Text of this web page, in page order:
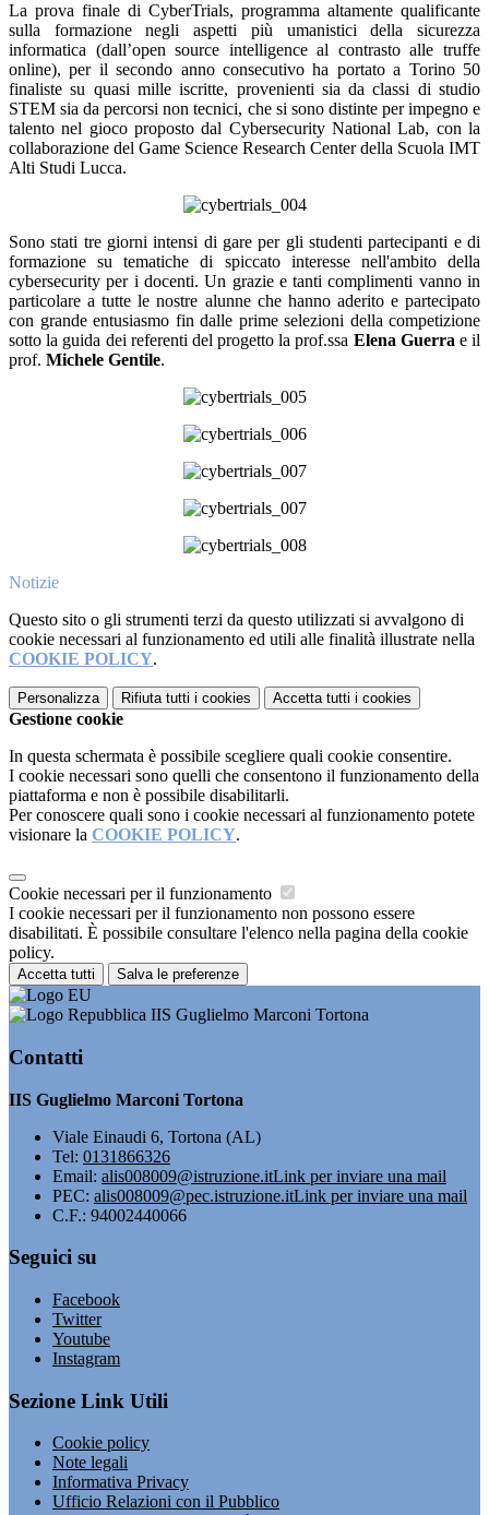
La prova finale di CyberTrials, programma altamente qualificante
sulla formazione negli aspetti più umanistici della sicurezza
informatica (dall’open source intelligence al contrasto alle truffe
online), per il secondo anno consecutivo ha portato a Torino 50
finaliste su quasi mille iscritte, provenienti sia da classi di studio
STEM sia da percorsi non tecnici, che si sono distinte per impegno e
talento nel gioco proposto dal Cybersecurity National Lab, con la
collaborazione del Game Science Research Center della Scuola IMT
Alti Studi Lucca.
Sono stati tre giorni intensi di gare per gli studenti partecipanti e di
formazione su tematiche di spiccato interesse nell'ambito della
cybersecurity per i docenti. Un grazie e tanti complimenti vanno in
particolare a tutte le nostre alunne che hanno aderito e partecipato
con grande entusiasmo fin dalle prime selezioni della competizione
sotto la guida dei referenti del progetto la prof.ssa Elena Guerra e il
prof. Michele Gentile.
Notizie
Questo sito o gli strumenti terzi da questo utilizzati si avvalgono di
cookie necessari al funzionamento ed utili alle finalità illustrate nella
COOKIE POLICY.
Personalizza Rifiuta tutti i cookies Accetta tutti i cookies
Gestione cookie
In questa schermata è possibile scegliere quali cookie consentire.
I cookie necessari sono quelli che consentono il funzionamento della
piattaforma e non è possibile disabilitarli.
Per conoscere quali sono i cookie necessari al funzionamento potete
visionare la COOKIE POLICY.
Cookie necessari per il funzionamento
I cookie necessari per il funzionamento non possono essere
disabilitati. È possibile consultare l'elenco nella pagina della cookie
policy.
Accetta tutti Salva le preferenze
IIS Guglielmo Marconi Tortona
Contatti
IIS Guglielmo Marconi Tortona
Viale Einaudi 6, Tortona (AL)
Tel: 0131866326
Email: alis008009@istruzione.itLink per inviare una mail
PEC: alis008009@pec.istruzione.itLink per inviare una mail
C.F.: 94002440066
Seguici su
Facebook
Twitter
Youtube
Instagram
Sezione Link Utili
Cookie policy
Note legali
Informativa Privacy
Ufficio Relazioni con il Pubblico